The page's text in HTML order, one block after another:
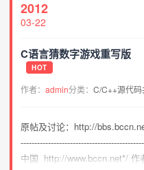
2012
03-22
C语言猜数字游戏重写版
HOT
作者：admin分类：C/C++源代
原帖及讨论：http://
中国 http://www.bccn.net*/ 作